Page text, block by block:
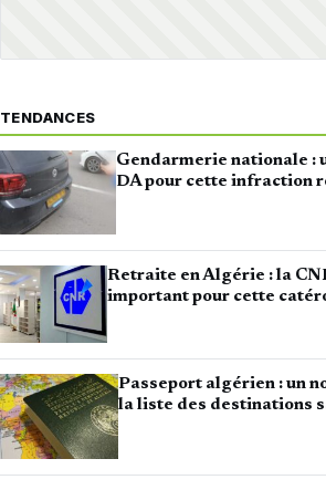
TENDANCES
Gendarmerie nationale :
DA pour cette infraction
Retraite en Algérie : la
important pour cette
Passeport algérien : un
la liste des destinations